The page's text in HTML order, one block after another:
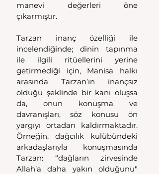
manevi değerleri öne
çıkarmıştır.
Tarzan inanç özelliği ile
incelendiğinde; dinin tapınma
ile ilgili ritüellerini yerine
getirmediği için, Manisa halkı
arasında Tarzan’ın inançsız
olduğu şeklinde bir kanı oluşsa
da, onun konuşma ve
davranışları, söz konusu ön
yargıyı ortadan kaldırmaktadır.
Örneğin, dağcılık kulübündeki
arkadaşlarıyla konuşmasında
Tarzan: “dağların zirvesinde
Allah’a daha yakın olduğunu"